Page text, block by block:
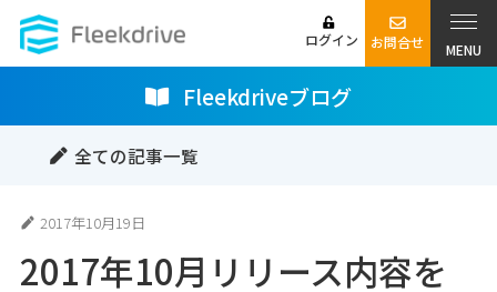
MENU
ログイン お問合せ
Fleekdriveブログ
全ての記事一覧
2017年10月19日
2017年10月リリース内容を